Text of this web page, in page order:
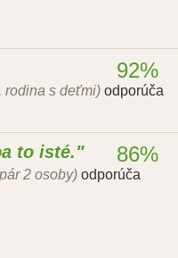
rodina s deťmi) odporúča
92%
to isté.
2 osoby) odporúča
86%